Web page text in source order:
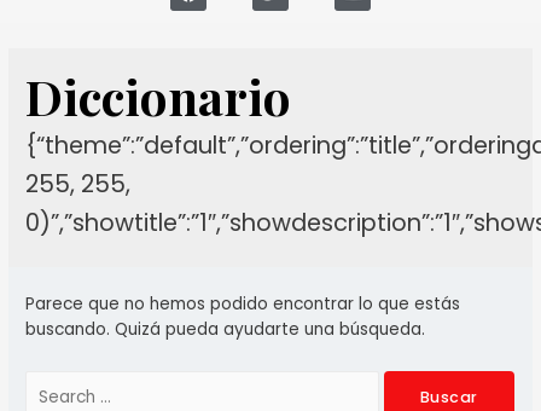
Diccionario
255, 255,
Parece que no hemos podido encontrar lo que estás
buscando. Quizá pueda ayudarte una búsqueda.